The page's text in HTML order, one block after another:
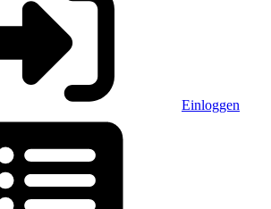
Einloggen